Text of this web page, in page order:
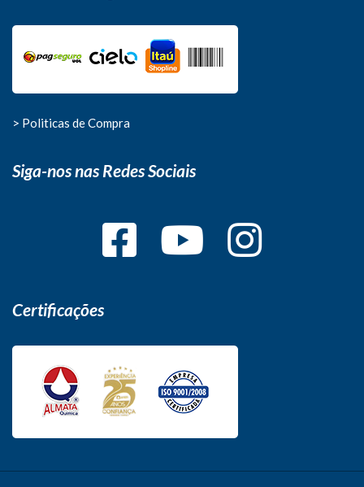
> Politicas de Compra
Siga-nos nas Redes Sociais
Certificações